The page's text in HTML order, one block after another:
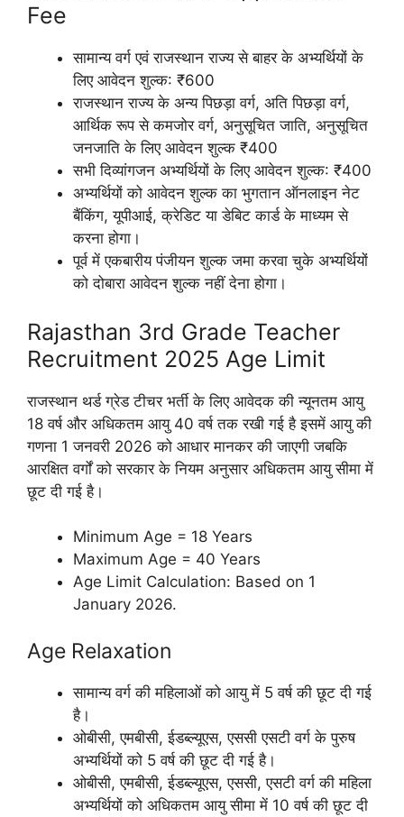
Fee
सामान्य वर्ग एवं राजस्थान राज्य से बाहर के अभ्यर्थियों के
लिए आवेदन शुल्क: ₹600
राजस्थान राज्य के अन्य पिछड़ा वर्ग, अति पिछड़ा वर्ग,
आर्थिक रूप से कमजोर वर्ग, अनुसूचित जाति, अनुसूचित
जनजाति के लिए आवेदन शुल्क ₹400
सभी दिव्यांगजन अभ्यर्थियों के लिए आवेदन शुल्क: ₹400
अभ्यर्थियों को आवेदन शुल्क का भुगतान ऑनलाइन नेट
बैंकिंग, यूपीआई, क्रेडिट या डेबिट कार्ड के माध्यम से
करना होगा।
पूर्व में एकबारीय पंजीयन शुल्क जमा करवा चुके अभ्यर्थियों
को दोबारा आवेदन शुल्क नहीं देना होगा।
Rajasthan 3rd Grade Teacher
Recruitment 2025 Age Limit
राजस्थान थर्ड ग्रेड टीचर भर्ती के लिए आवेदक की न्यूनतम आयु
18 वर्ष और अधिकतम आयु 40 वर्ष तक रखी गई है इसमें आयु की
गणना 1 जनवरी 2026 को आधार मानकर की जाएगी जबकि
आरक्षित वर्गों को सरकार के नियम अनुसार अधिकतम आयु सीमा में
छूट दी गई है।
Minimum Age = 18 Years
Maximum Age = 40 Years
Age Limit Calculation: Based on 1
January 2026.
Age Relaxation
सामान्य वर्ग की महिलाओं को आयु में 5 वर्ष की छूट दी गई
है।
ओबीसी, एमबीसी, ईडब्ल्यूएस, एससी एसटी वर्ग के पुरुष
अभ्यर्थियों को 5 वर्ष की छूट दी गई है।
ओबीसी, एमबीसी, ईडब्ल्यूएस, एससी, एसटी वर्ग की महिला
अभ्यर्थियों को अधिकतम आयु सीमा में 10 वर्ष की छूट दी